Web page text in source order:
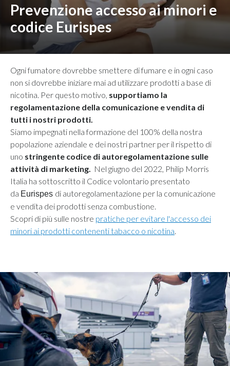
Prevenzione accesso ai minori e
codice Eurispes
Ogni fumatore dovrebbe smettere di fumare e in ogni caso
non si dovrebbe iniziare mai ad utilizzare prodotti a base di
nicotina. Per questo motivo, supportiamo la
regolamentazione della comunicazione e vendita di
tutti i nostri prodotti.
Siamo impegnati nella formazione del 100% della nostra
popolazione aziendale e dei nostri partner per il rispetto di
uno stringente codice di autoregolamentazione sulle
attività di marketing.
Nel giugno del 2022, Philip Morris
Italia ha sottoscritto il Codice volontario presentato
da Eurispes di autoregolamentazione per la comunicazione
e vendita dei prodotti senza combustione.
Scopri di più sulle nostre pratiche per evitare l'accesso dei
minori ai prodotti contenenti tabacco o nicotina